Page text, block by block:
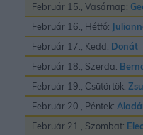
Február 15., Vasárnap:
Február 16., Hétfő:
Február 17., Kedd: Donát
Február 18., Szerda:
Február 19., Csütörtök:
Február 20., Péntek:
Február 21., Szombat: